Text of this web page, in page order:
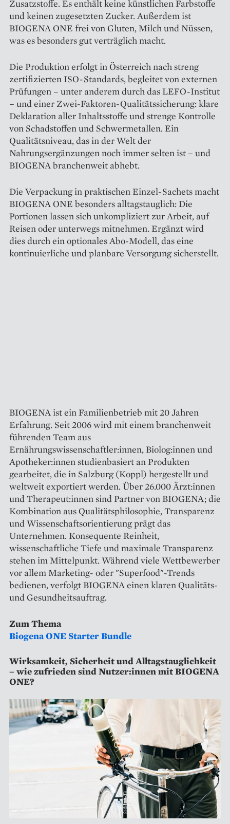
Zusatzstoffe. Es enthält keine künstlichen Farbstoffe
und keinen zugesetzten Zucker. Außerdem ist
BIOGENA ONE frei von Gluten, Milch und Nüssen,
was es besonders gut verträglich macht.
Die Produktion erfolgt in Österreich nach streng
zertifizierten ISO-Standards, begleitet von externen
Prüfungen – unter anderem durch das LEFO-Institut
– und einer Zwei-Faktoren-Qualitätssicherung: klare
Deklaration aller Inhaltsstoffe und strenge Kontrolle
von Schadstoffen und Schwermetallen. Ein
Qualitätsniveau, das in der Welt der
Nahrungsergänzungen noch immer selten ist – und
BIOGENA branchenweit abhebt.
Die Verpackung in praktischen Einzel-Sachets macht
BIOGENA ONE besonders alltagstauglich: Die
Portionen lassen sich unkompliziert zur Arbeit, auf
Reisen oder unterwegs mitnehmen. Ergänzt wird
dies durch ein optionales Abo-Modell, das eine
kontinuierliche und planbare Versorgung sicherstellt.
BIOGENA ist ein Familienbetrieb mit 20 Jahren
Erfahrung. Seit 2006 wird mit einem branchenweit
führenden Team aus
Ernährungswissenschaftler:innen, Biolog:innen und
Apotheker:innen studienbasiert an Produkten
gearbeitet, die in Salzburg (Koppl) hergestellt und
weltweit exportiert werden. Über 26.000 Ärzt:innen
und Therapeut:innen sind Partner von BIOGENA; die
Kombination aus Qualitätsphilosophie, Transparenz
und Wissenschaftsorientierung prägt das
Unternehmen. Konsequente Reinheit,
wissenschaftliche Tiefe und maximale Transparenz
stehen im Mittelpunkt. Während viele Wettbewerber
vor allem Marketing- oder "Superfood"-Trends
bedienen, verfolgt BIOGENA einen klaren Qualitäts-
und Gesundheitsauftrag.
Zum Thema
Biogena ONE Starter Bundle
Wirksamkeit, Sicherheit und Alltagstauglichkeit
– wie zufrieden sind Nutzer:innen mit BIOGENA
ONE?